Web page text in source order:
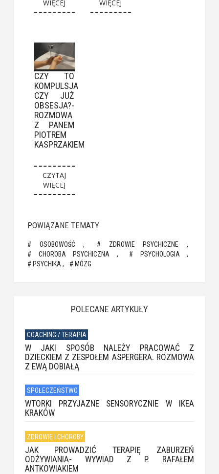
WIĘCEJ WIĘCEJ
CZY TO
KOMPULSJA
CZY JUŻ
OBSESJA?-
ROZMOWA
Z PANEM
PIOTREM
KASPRZAKIEM
CZYTAJ
WIĘCEJ
POWIĄZANE TEMATY
OSOBOWOŚĆ
ZDROWIE PSYCHICZNE
CHOROBA PSYCHICZNA
PSYCHOLOGIA
PSYCHIKA
MÓZG
POLECANE ARTYKUŁY
COACHING / TERAPIA
W JAKI SPOSÓB NALEŻY PRACOWAĆ Z
DZIECKIEM Z ZESPOŁEM ASPERGERA. ROZMOWA
Z EWĄ DOBIAŁĄ
SPOŁECZEŃSTWO
WTORKI PRZYJAZNE SENSORYCZNIE W IKEA
KRAKÓW
ZDROWIE I CHOROBY
JAK PROWADZIĆ TERAPIĘ ZABURZEŃ
ODŻYWIANIA- WYWIAD Z P. RAFAŁEM
ANTKOWIAKIEM